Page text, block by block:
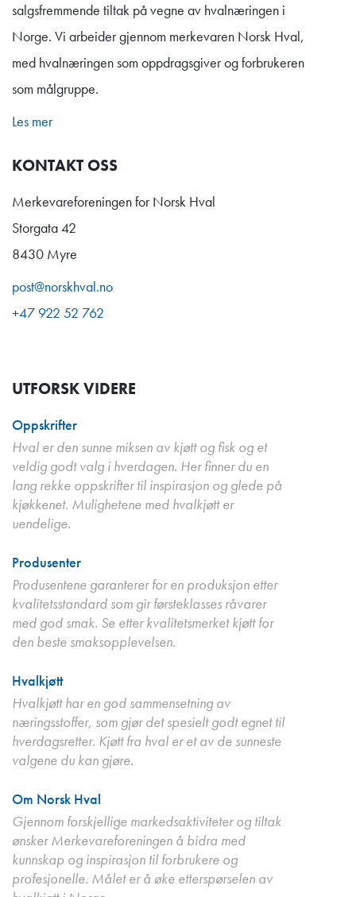
salgsfremmende tiltak på vegne av hvalnæringen i
Norge. Vi arbeider gjennom merkevaren Norsk Hval,
med hvalnæringen som oppdragsgiver og forbrukeren
som målgruppe.
Les mer
KONTAKT OSS
Merkevareforeningen for Norsk Hval
Storgata 42
8430 Myre
post@norskhval.no
+47 922 52 762
UTFORSK VIDERE
Oppskrifter
Hval er den sunne miksen av kjøtt og fisk og et
veldig godt valg i hverdagen. Her finner du en
lang rekke oppskrifter til inspirasjon og glede på
kjøkkenet. Mulighetene med hvalkjøtt er
uendelige.
Produsenter
Produsentene garanterer for en produksjon etter
kvalitetsstandard som gir førsteklasses råvarer
med god smak. Se etter kvalitetsmerket kjøtt for
den beste smaksopplevelsen.
Hvalkjøtt
Hvalkjøtt har en god sammensetning av
næringsstoffer, som gjør det spesielt godt egnet til
hverdagsretter. Kjøtt fra hval er et av de sunneste
valgene du kan gjøre.
Om Norsk Hval
Gjennom forskjellige markedsaktiviteter og tiltak
ønsker Merkevareforeningen å bidra med
kunnskap og inspirasjon til forbrukere og
profesjonelle. Målet er å øke etterspørselen av